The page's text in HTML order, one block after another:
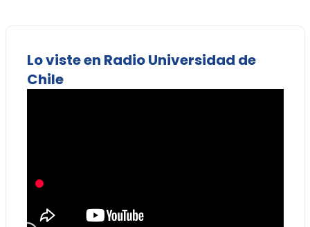
Lo viste en Radio Universidad de
Chile